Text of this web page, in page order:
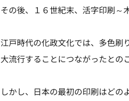
その後、１６世紀末、活字印刷～
江戸時代の化政文化では、多色刷
大流行することにつながったとの
しかし、日本の最初の印刷はどの